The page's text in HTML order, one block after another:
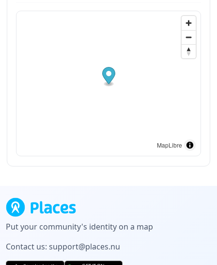
MapLibre
Put your community's identity on a map
Contact us: support@places.nu